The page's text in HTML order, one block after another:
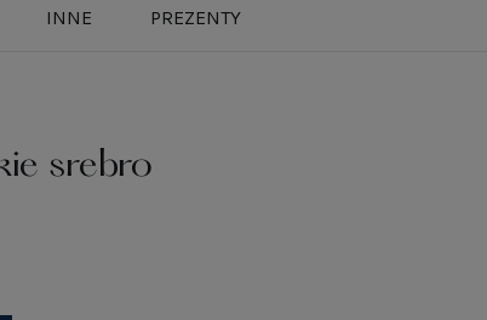
INNE PREZENTY
srebro